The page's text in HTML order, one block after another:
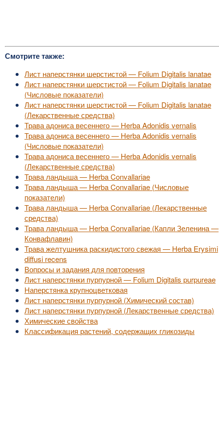
Смотрите также:
Лист наперстянки шерстистой — Folium Digitalis lanatae
Лист наперстянки шерстистой — Folium Digitalis lanatae
(Числовые показатели)
Лист наперстянки шерстистой — Folium Digitalis lanatae
(Лекарственные средства)
Трава адониса весеннего — Herba Adonidis vernalis
Трава адониса весеннего — Herba Adonidis vernalis
(Числовые показатели)
Трава адониса весеннего — Herba Adonidis vernalis
(Лекарственные средства)
Трава ландыша — Herba Convallariae
Трава ландыша — Herba Convallariae (Числовые
показатели)
Трава ландыша — Herba Convallariae (Лекарственные
средства)
Трава ландыша — Herba Convallariae (Капли Зеленина —
Конвафлавин)
Трава желтушника раскидистого свежая — Herba Erysimi
diffusi recens
Вопросы и задания для повторения
Лист наперстянки пурпурной — Folium Digitalis purpureae
Наперстянка крупноцветковая
Лист наперстянки пурпурной (Химический состав)
Лист наперстянки пурпурной (Лекарственные средства)
Химические свойства
Классификация растений, содержащих гликозиды